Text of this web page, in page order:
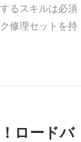
るスキルは必須
修理セットを持
ロードバ